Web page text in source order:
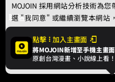
聯絡我們
© 2024 gamania Digital
點擊 加入主畫面
將MOJOIN新增至手機主畫
原創台灣漫畫、小說線上看！
MOJOIN 採用網站分析技術為您
選 "我同意" 或繼續瀏覽本網站
Cookie，欲瞭解更多資訊請見隱
我同